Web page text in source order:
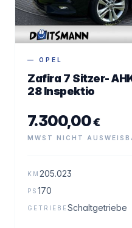
— OPEL
Zafira 7 Sitzer-
28 Inspektio
7.300,00€
MWST NICHT
KM 205.023
PS 170
GETRIEBESchaltgetriebe